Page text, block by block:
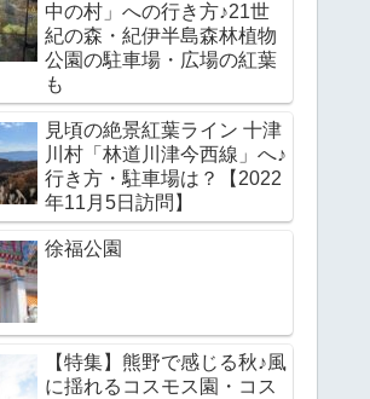
中の村」への行き方♪21世
紀の森・紀伊半島森林植物
公園の駐車場・広場の紅葉
も
見頃の絶景紅葉ライン 十津
川村「林道川津今西線」へ♪
行き方・駐車場は？【2022
年11月5日訪問】
徐福公園
【特集】熊野で感じる秋♪風
に揺れるコスモス園・コス